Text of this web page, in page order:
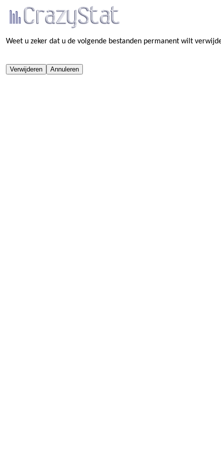
Weet u zeker dat u de volgende bestanden permanent wilt